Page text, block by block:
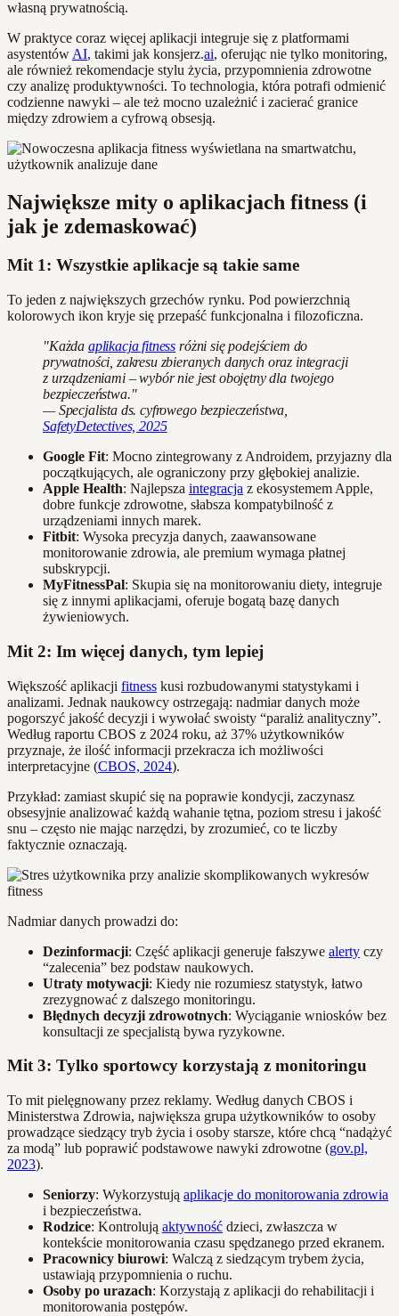
własną prywatnością.
W praktyce coraz więcej aplikacji integruje się z platformami
asystentów AI, takimi jak konsjerz.ai, oferując nie tylko monitoring,
ale również rekomendacje stylu życia, przypomnienia zdrowotne
czy analizę produktywności. To technologia, która potrafi odmienić
codzienne nawyki – ale też mocno uzależnić i zacierać granice
między zdrowiem a cyfrową obsesją.
Największe mity o aplikacjach fitness (i
jak je zdemaskować)
Mit 1: Wszystkie aplikacje są takie same
To jeden z największych grzechów rynku. Pod powierzchnią
kolorowych ikon kryje się przepaść funkcjonalna i filozoficzna.
"Każda aplikacja fitness różni się podejściem do
prywatności, zakresu zbieranych danych oraz integracji
z urządzeniami – wybór nie jest obojętny dla twojego
bezpieczeństwa."
— Specjalista ds. cyfrowego bezpieczeństwa,
SafetyDetectives, 2025
Google Fit: Mocno zintegrowany z Androidem, przyjazny dla
początkujących, ale ograniczony przy głębokiej analizie.
Apple Health: Najlepsza integracja z ekosystemem Apple,
dobre funkcje zdrowotne, słabsza kompatybilność z
urządzeniami innych marek.
Fitbit: Wysoka precyzja danych, zaawansowane
monitorowanie zdrowia, ale premium wymaga płatnej
subskrypcji.
MyFitnessPal: Skupia się na monitorowaniu diety, integruje
się z innymi aplikacjami, oferuje bogatą bazę danych
żywieniowych.
Mit 2: Im więcej danych, tym lepiej
Większość aplikacji fitness kusi rozbudowanymi statystykami i
analizami. Jednak naukowcy ostrzegają: nadmiar danych może
pogorszyć jakość decyzji i wywołać swoisty “paraliż analityczny”.
Według raportu CBOS z 2024 roku, aż 37% użytkowników
przyznaje, że ilość informacji przekracza ich możliwości
interpretacyjne (CBOS, 2024).
Przykład: zamiast skupić się na poprawie kondycji, zaczynasz
obsesyjnie analizować każdą wahanie tętna, poziom stresu i jakość
snu – często nie mając narzędzi, by zrozumieć, co te liczby
faktycznie oznaczają.
Nadmiar danych prowadzi do:
Dezinformacji: Część aplikacji generuje fałszywe alerty czy
“zalecenia” bez podstaw naukowych.
Utraty motywacji: Kiedy nie rozumiesz statystyk, łatwo
zrezygnować z dalszego monitoringu.
Błędnych decyzji zdrowotnych: Wyciąganie wniosków bez
konsultacji ze specjalistą bywa ryzykowne.
Mit 3: Tylko sportowcy korzystają z monitoringu
To mit pielęgnowany przez reklamy. Według danych CBOS i
Ministerstwa Zdrowia, największa grupa użytkowników to osoby
prowadzące siedzący tryb życia i osoby starsze, które chcą “nadążyć
za modą” lub poprawić podstawowe nawyki zdrowotne (gov.pl,
2023).
Seniorzy: Wykorzystują aplikacje do monitorowania zdrowia
i bezpieczeństwa.
Rodzice: Kontrolują aktywność dzieci, zwłaszcza w
kontekście monitorowania czasu spędzanego przed ekranem.
Pracownicy biurowi: Walczą z siedzącym trybem życia,
ustawiają przypomnienia o ruchu.
Osoby po urazach: Korzystają z aplikacji do rehabilitacji i
monitorowania postępów.